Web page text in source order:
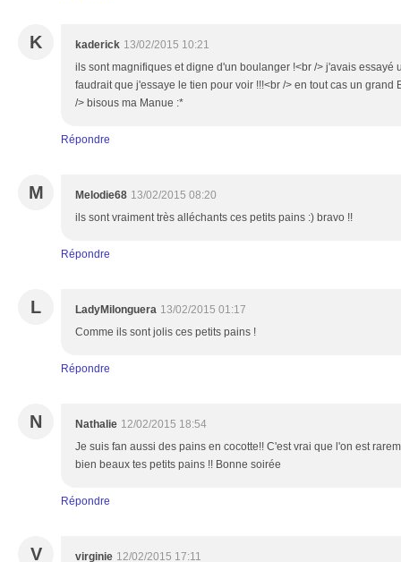
K kaderick 13/02/2015 10:21
ils sont magnifiques et digne d'un boulanger !<br /> j'avais essayé
faudrait que j'essaye le tien pour voir !!!<br /> en tout cas un grand
/> bisous ma Manue :*
Répondre
M Melodie68 13/02/2015 08:20
ils sont vraiment très alléchants ces petits pains :) bravo !!
Répondre
L LadyMilonguera 13/02/2015 01:17
Comme ils sont jolis ces petits pains !
Répondre
N Nathalie 12/02/2015 18:54
Je suis fan aussi des pains en cocotte!! C'est vrai que l'on est
bien beaux tes petits pains !! Bonne soirée
Répondre
V virginie 12/02/2015 17:11